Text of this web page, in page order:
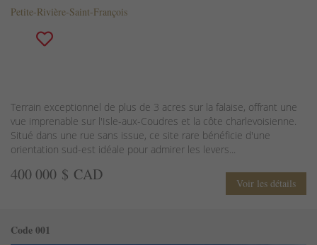
Petite-Rivière-Saint-François
Terrain exceptionnel de plus de 3 acres sur la falaise, offrant une
vue imprenable sur l'Isle-aux-Coudres et la côte charlevoisienne.
Situé dans une rue sans issue, ce site rare bénéficie d'une
orientation sud-est idéale pour admirer les levers...
400 000 $ CAD Voir les détails
Code 001